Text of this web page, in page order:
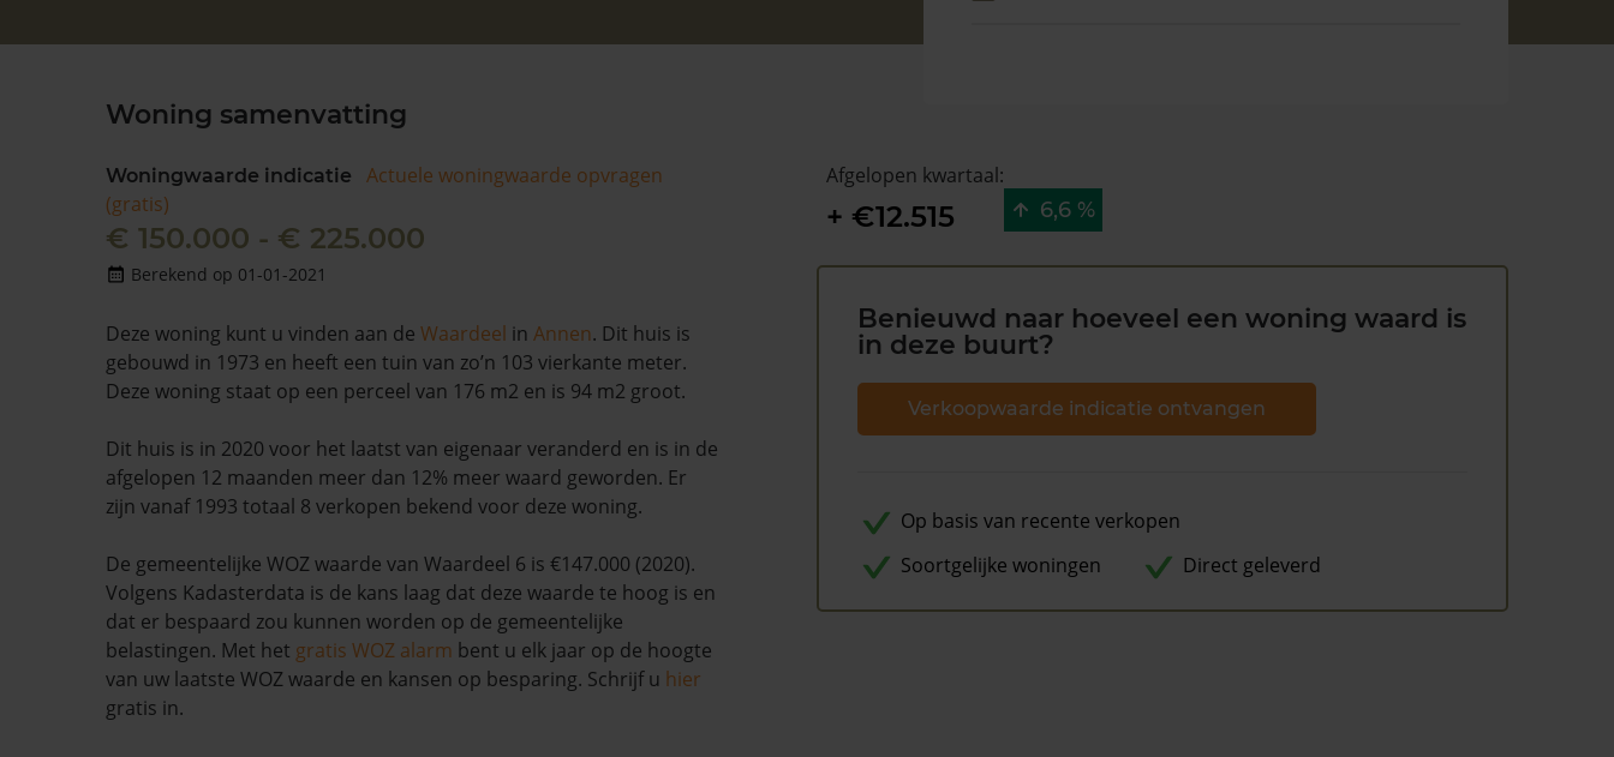
Woning samenvatting
Woningwaarde indicatie
Actuele woningwaarde opvragen
(gratis)
€ 150.000 - € 225.000
Berekend op 01-01-2021
Deze woning kunt u vinden aan de Waardeel in Annen. Dit huis is
gebouwd in 1973 en heeft een tuin van zo’n 103 vierkante meter.
Deze woning staat op een perceel van 176 m2 en is 94 m2 groot.
Dit huis is in 2020 voor het laatst van eigenaar veranderd en is in de
afgelopen 12 maanden meer dan 12% meer waard geworden. Er
zijn vanaf 1993 totaal 8 verkopen bekend voor deze woning.
De gemeentelijke WOZ waarde van Waardeel 6 is €147.000 (2020).
Volgens Kadasterdata is de kans laag dat deze waarde te hoog is en
dat er bespaard zou kunnen worden op de gemeentelijke
belastingen. Met het gratis WOZ alarm bent u elk jaar op de hoogte
van uw laatste WOZ waarde en kansen op besparing. Schrijf u hier
gratis in.
Afgelopen kwartaal:
+ €12.515 6,6 %
Benieuwd naar hoeveel een woning waard is
in deze buurt?
Verkoopwaarde indicatie ontvangen
Op basis van recente verkopen
Soortgelijke woningen
Direct geleverd